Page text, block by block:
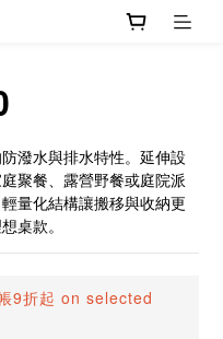
潑水與排水特性。延伸設
聚餐、露營野餐或庭院派
量化結構讓搬移與收納更
桌款。
9折起 on selected